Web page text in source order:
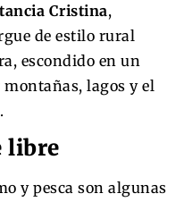
Cristina,
de estilo rural
escondido en un
lagos y el
libre
y pesca son algunas